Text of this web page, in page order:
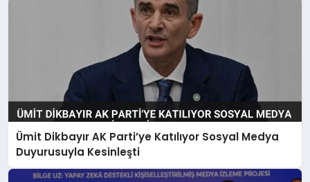
Ümit Dikbayır AK Parti’ye Katılıyor Sosyal Medya
Duyurusuyla Kesinleşti